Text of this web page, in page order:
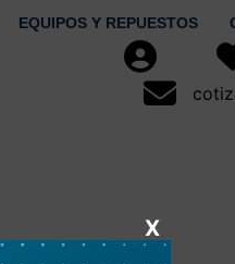
EQUIPOS Y REPUESTOS
Usuario
X